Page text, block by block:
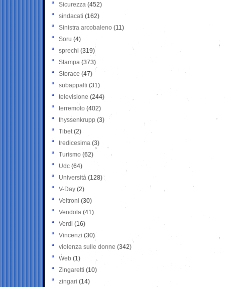
Sicurezza (452)
sindacati (162)
Sinistra arcobaleno (11)
Soru (4)
sprechi (319)
Stampa (373)
Storace (47)
subappalti (31)
televisione(244)
terremoto (402)
thyssenkrupp (3)
Tibet(2)
tredicesima (3)
Turismo (62)
Udc (64)
Università (128)
V-Day (2)
Veltroni (30)
Vendola (41)
Verdi (16)
Vincenzi (30)
violenza sulle donne (342)
Web (1)
Zingaretti (10)
zingari (14)